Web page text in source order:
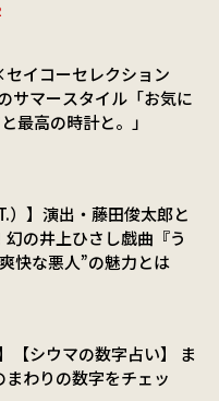
セイコーセレクション
サマースタイル「お気に
最高の時計と。」
）】演出・藤田俊太郎と
の井上ひさし戯曲『う
快な悪人”の魅力とは
【シウマの数字占い】 ま
わりの数字をチェッ